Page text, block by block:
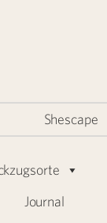
Shescape
Journal